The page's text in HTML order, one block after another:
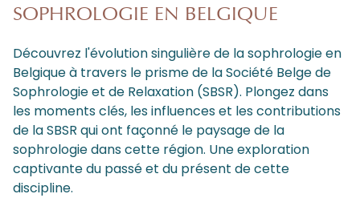
SOPHROLOGIE EN BELGIQUE
Découvrez l'évolution singulière de la sophrologie en
Belgique à travers le prisme de la Société Belge de
Sophrologie et de Relaxation (SBSR). Plongez dans
les moments clés, les influences et les contributions
de la SBSR qui ont façonné le paysage de la
sophrologie dans cette région. Une exploration
captivante du passé et du présent de cette
discipline.